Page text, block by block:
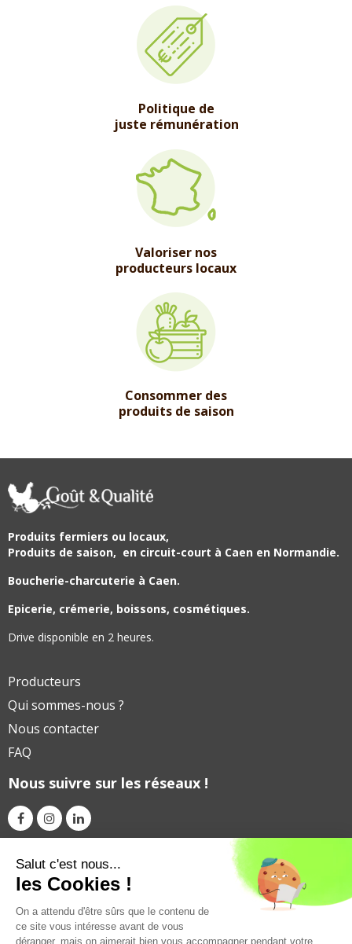
Politique de
juste rémunération
Valoriser nos
producteurs locaux
Consommer des
produits de saison
Produits fermiers ou locaux,
Produits de saison, en circuit-court à Caen en Normandie.
Boucherie-charcuterie à Caen.
Epicerie, crémerie, boissons, cosmétiques.
Drive disponible en 2 heures.
Producteurs
Qui sommes-nous ?
Nous contacter
FAQ
Nous suivre sur les réseaux !
Avec le soutien financier de
Salut c'est nous...
les Cookies !
On a attendu d'être sûrs que le contenu de
ce site vous intéresse avant de vous
déranger, mais on aimerait bien vous accompagner pendant votre